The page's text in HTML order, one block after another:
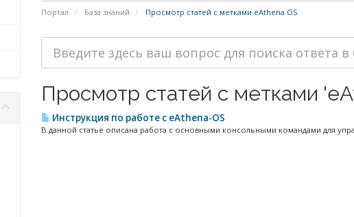
Портал База знаний Просмотр статей с метками eAthena OS
Просмотр статей с метками
Инструкция по работе с eAthena-OS
В данной статье описана работа с основными консольными командами для